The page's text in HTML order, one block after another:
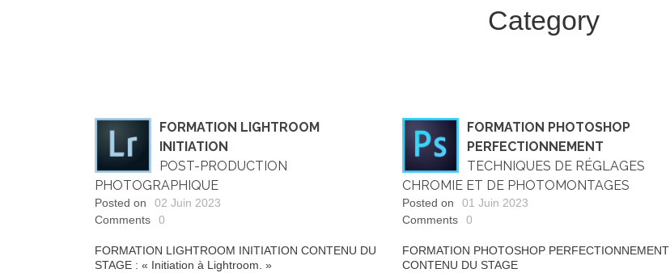
Category
FORMATION LIGHTROOM
INITIATION
POST-PRODUCTION
PHOTOGRAPHIQUE
Posted on
02 Juin 2023
Comments
0
FORMATION LIGHTROOM INITIATION CONTENU DU
STAGE : « Initiation à Lightroom. »
FORMATION PHOTOSHOP
PERFECTIONNEMENT
TECHNIQUES DE RÉGLAGES
CHROMIE ET DE PHOTOMONTAGES
Posted on
01 Juin 2023
Comments
0
FORMATION PHOTOSHOP PERFECTIONNEMENT
CONTENU DU STAGE